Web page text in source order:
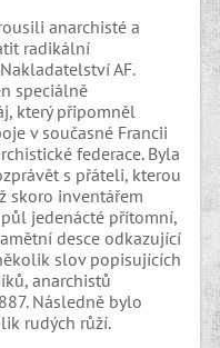
anarchisté a
radikální
AF.
speciálně
který připomněl
v současné Francii
federace. Byla
s přáteli, kterou
skoro inventářem
jedenácté přítomní,
desce odkazující
slov popisujících
anarchistů
Následně bylo
rudých růží.